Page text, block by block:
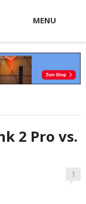
MENU
2 Pro vs.
1